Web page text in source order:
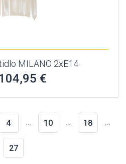
MILANO 2xE14
€
4 … 10 … 18 …
27